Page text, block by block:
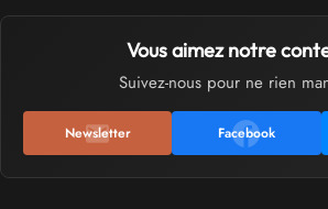
Vous aimez notre
Suivez-nous pour ne rien
Newsletter Facebook